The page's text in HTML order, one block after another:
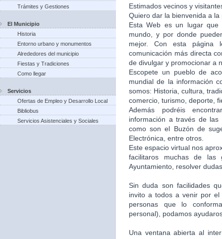
Trámites y Gestiones
El Municipio
Historia
Entorno urbano y monumentos
Alrededores del municipio
Fiestas y Tradiciones
Como llegar
Servicios
Ofertas de Empleo y Desarrollo Local
Bibliobus
Servicios Asistenciales y Sociales
Estimados vecinos y
Quiero dar la bienvenida a
Esta Web es un lugar
mundo, y por donde
mejor. Con esta página
comunicación más directa
de divulgar y promocionar a
Escopete un pueblo de
mundial de la información
somos: Historia, cultura,
comercio, turismo, deporte,
Además podréis
información a través de
como son el Buzón de
Electrónica, entre otros.
Este espacio virtual nos
facilitaros muchas de
Ayuntamiento, resolver
Sin duda son facilidades
invito a todos a venir por
personas que lo
personal), podamos
Una ventana abierta al